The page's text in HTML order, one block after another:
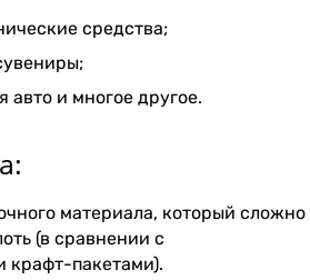
средства;
авто и многое другое.
материала, который сложно
(в сравнении с
крафт-пакетами).